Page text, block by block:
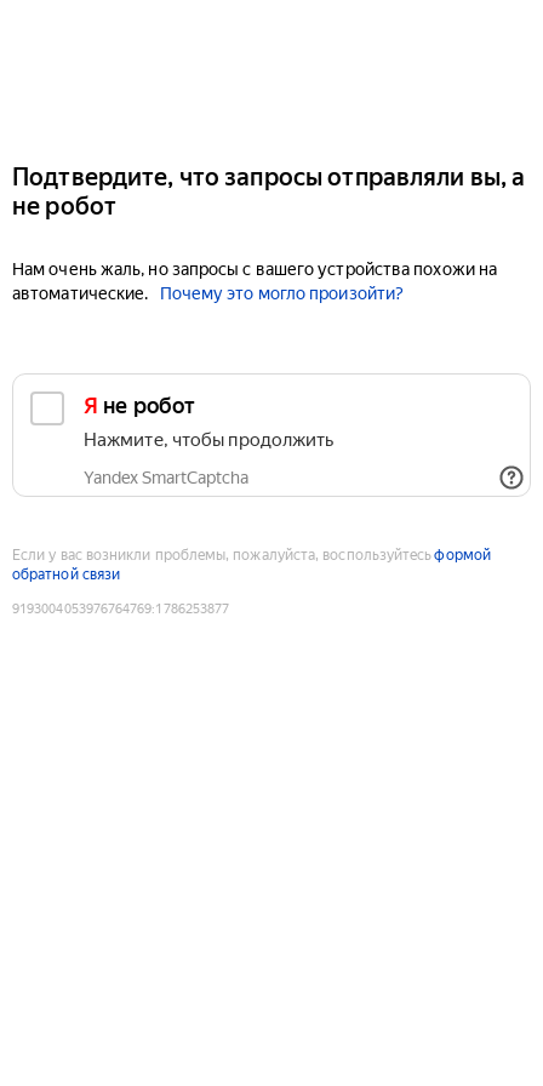
Подтвердите, что запросы отправляли вы, а
не робот
Нам очень жаль, но запросы с вашего устройства похожи на
автоматические.
Почему это могло произойти?
Я не робот
Нажмите, чтобы продолжить
Yandex SmartCaptcha
Если у вас возникли проблемы, пожалуйста, воспользуйтесьформой
обратной связи
9193004053976764769:1786253877